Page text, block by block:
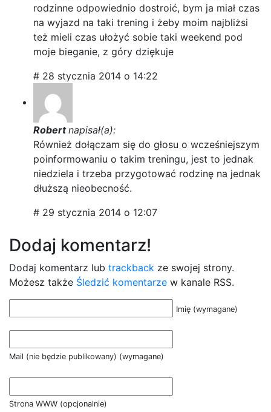
rodzinne odpowiednio dostroić, bym ja miał czas
na wyjazd na taki trening i żeby moim najbliżsi
też mieli czas ułożyć sobie taki weekend pod
moje bieganie, z góry dziękuje
# 28 stycznia 2014 o 14:22
Robertnapisał(a):
Również dołączam się do głosu o wcześniejszym
poinformowaniu o takim treningu, jest to jednak
niedziela i trzeba przygotować rodzinę na jednak
dłuższą nieobecność.
# 29 stycznia 2014 o 12:07
Dodaj komentarz!
Dodaj komentarz lub trackback ze swojej strony.
Możesz także Śledzić komentarze w kanale RSS.
Imię (wymagane)
Mail (nie będzie publikowany) (wymagane)
Strona WWW (opcjonalnie)